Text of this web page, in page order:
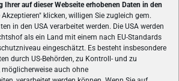
Ihrer auf dieser Webseite erhobenen Daten in den
Akzeptieren" klicken, willigen Sie zugleich gem.
in den USA verarbeitet werden. Die USA werden
als ein Land mit einem nach EU-Standards
eingeschätzt. Es besteht insbesondere
durch US-Behörden, zu Kontroll- und zu
auch ohne
ÜBER UNS
GAMER! Gamers.at ist das älteste Online-
und bringt täglich aktuelle News,
zu PC- und Konsolenspielen, Gaming-